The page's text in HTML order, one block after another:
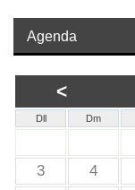
Agenda
<
Dll Dm
3
4